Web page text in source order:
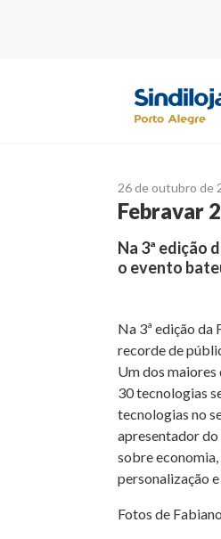
26 de outubro de
Febravar
Na 3ª edição
o evento
Na 3ª edição da
recorde de
Um dos maiores
30 tecnologias
tecnologias no
apresentador
sobre
personalização
Fotos de